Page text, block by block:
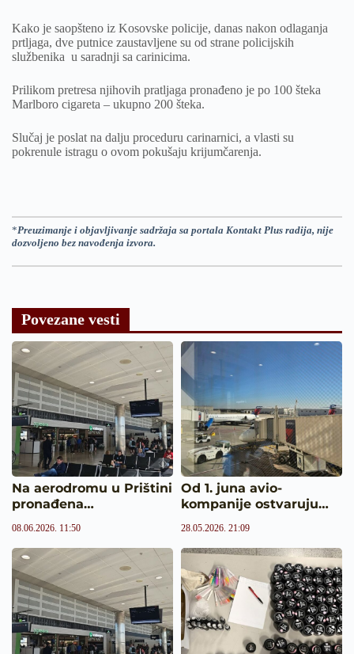
Kako je saopšteno iz Kosovske policije, danas nakon odlaganja
prtljaga, dve putnice zaustavljene su od strane policijskih
službenika u saradnji sa carinicima.
Prilikom pretresa njihovih pratljaga pronađeno je po 100 šteka
Marlboro cigareta – ukupno 200 šteka.
Slučaj je poslat na dalju proceduru carinarnici, a vlasti su
pokrenule istragu o ovom pokušaju krijumčarenja.
*Preuzimanje i objavljivanje sadržaja sa portala Kontakt Plus radija, nije
dozvoljeno bez navođenja izvora.
Povezane vesti
Na aerodromu u Prištini
pronađena…
08.06.2026. 11:50
Od 1. juna avio-
kompanije ostvaruju…
28.05.2026. 21:09